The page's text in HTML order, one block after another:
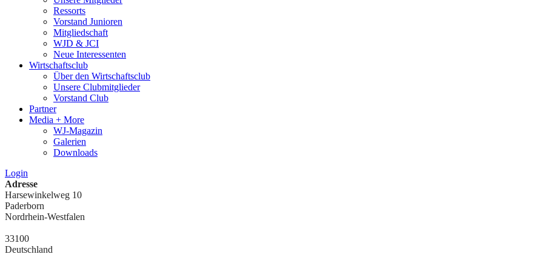
Ressorts
Vorstand Junioren
Mitgliedschaft
WJD & JCI
Neue Interessenten
Wirtschaftsclub
Über den Wirtschaftsclub
Unsere Clubmitglieder
Vorstand Club
Partner
Media + More
WJ-Magazin
Galerien
Downloads
Login
Adresse
Harsewinkelweg 10
Paderborn
Nordrhein-Westfalen
33100
Deutschland